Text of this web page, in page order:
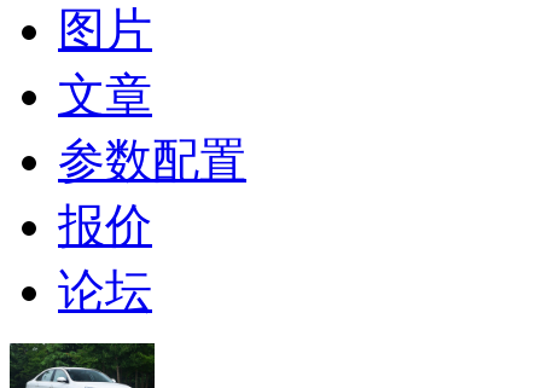
图片
文章
参数配置
报价
论坛